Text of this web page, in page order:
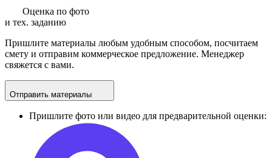
Оценка по фото
и тех. заданию
Пришлите материалы любым удобным способом, посчитаем
смету и отправим коммерческое предложение. Менеджер
свяжется с вами.
Отправить материалы
Пришлите фото или видео для предварительной оценки: